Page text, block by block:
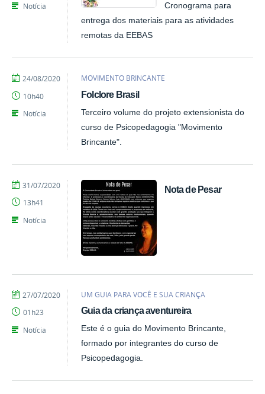
Cronograma para
entrega dos materiais para as atividades
remotas da EEBAS
Notícia
MOVIMENTO BRINCANTE
Folclore Brasil
Terceiro volume do projeto extensionista do
curso de Psicopedagogia "Movimento
Brincante".
por
publicado
24/08/2020
10h40
Notícia
Nota de Pesar
por
publicado
31/07/2020
13h41
Notícia
UM GUIA PARA VOCÊ E SUA CRIANÇA
Guia da criança aventureira
Este é o guia do Movimento Brincante,
formado por integrantes do curso de
Psicopedagogia.
por
publicado
27/07/2020
01h23
Notícia